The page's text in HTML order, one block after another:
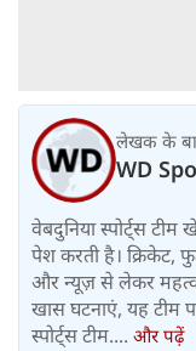
लेखक के
WD
वेबदुनिया स्पोर्ट्स
पेश करती है। क्रिकेट,
और न्यूज़ से लेकर
खास घटनाएं, यह टीम
स्पोर्ट्स टीम.... और पढ़ें